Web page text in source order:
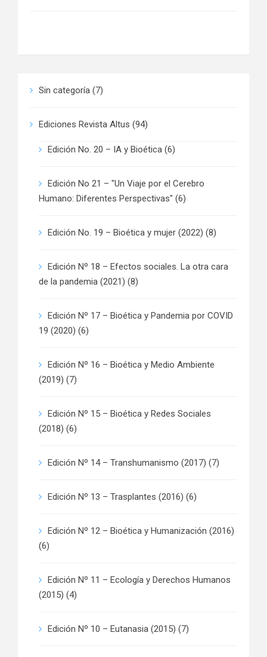
Sin categoría (7)
Ediciones Revista Altus (94)
Edición No. 20 – IA y Bioética (6)
Edición No 21 – "Un Viaje por el Cerebro
Humano: Diferentes Perspectivas" (6)
Edición No. 19 – Bioética y mujer (2022) (8)
Edición Nº 18 – Efectos sociales. La otra cara
de la pandemia (2021) (8)
Edición Nº 17 – Bioética y Pandemia por COVID
19 (2020) (6)
Edición Nº 16 – Bioética y Medio Ambiente
(2019) (7)
Edición Nº 15 – Bioética y Redes Sociales
(2018) (6)
Edición Nº 14 – Transhumanismo (2017) (7)
Edición Nº 13 – Trasplantes (2016) (6)
Edición Nº 12 – Bioética y Humanización (2016)
(6)
Edición Nº 11 – Ecología y Derechos Humanos
(2015) (4)
Edición Nº 10 – Eutanasia (2015) (7)